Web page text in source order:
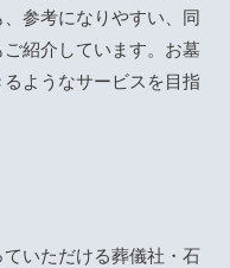
参考になりやすい、同
紹介しています。お墓
ようなサービスを目指
いただける葬儀社・石